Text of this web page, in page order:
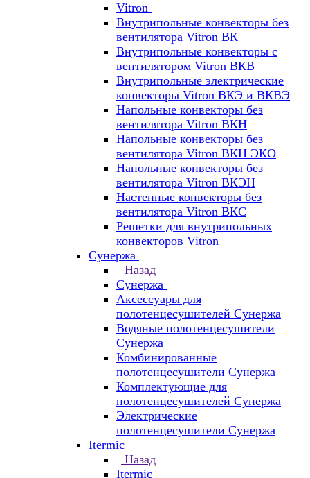
Vitron
Внутрипольные конвекторы без
вентилятора Vitron ВК
Внутрипольные конвекторы с
вентилятором Vitron ВКВ
Внутрипольные электрические
конвекторы Vitron ВКЭ и ВКВЭ
Напольные конвекторы без
вентилятора Vitron ВКН
Напольные конвекторы без
вентилятора Vitron ВКН ЭКО
Напольные конвекторы без
вентилятора Vitron ВКЭН
Настенные конвекторы без
вентилятора Vitron ВКС
Решетки для внутрипольных
конвекторов Vitron
Сунержа
Назад
Сунержа
Аксессуары для
полотенцесушителей Сунержа
Водяные полотенцесушители
Сунержа
Комбинированные
полотенцесушители Сунержа
Комплектующие для
полотенцесушителей Сунержа
Электрические
полотенцесушители Сунержа
Itermic
Назад
Itermic